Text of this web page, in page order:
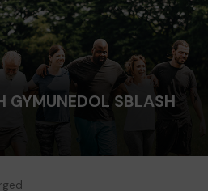
GYMUNEDOL SBLASH